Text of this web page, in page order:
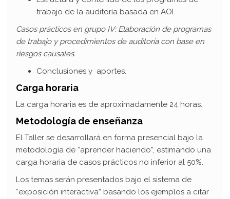
trabajo de la auditoría basada en AOI.
Casos prácticos en grupo IV: Elaboración de programas
de trabajo y procedimientos de auditoría con base en
riesgos causales.
Conclusiones y aportes.
Carga horaria
La carga horaria es de aproximadamente 24 horas.
Metodología de enseñanza
El Taller se desarrollará en forma presencial bajo la
metodología de “aprender haciendo”, estimando una
carga horaria de casos prácticos no inferior al 50%.
Los temas serán presentados bajo el sistema de
“exposición interactiva” basando los ejemplos a citar